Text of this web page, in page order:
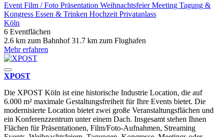
Event Film / Foto Präsentation WeihnachtsfeierMeeting Tagung &
Kongress Essen & Trinken Hochzeit Privatanlass
Köln
6 Eventflächen
2.6 km zum Bahnhof31.7 km zum Flughafen
Mehr erfahren
XPOST
Die XPOST Köln ist eine historische Industrie Location, die auf
6.000 m² maximale Gestaltungsfreiheit für Ihre Events bietet. Die
modernisierte Location bietet zwei große Veranstaltungsflächen und
ein Konferenzzentrum unter einem Dach. Insgesamt stehen Ihnen
Flächen für Präsentationen, Film/Foto-Aufnahmen, Streaming